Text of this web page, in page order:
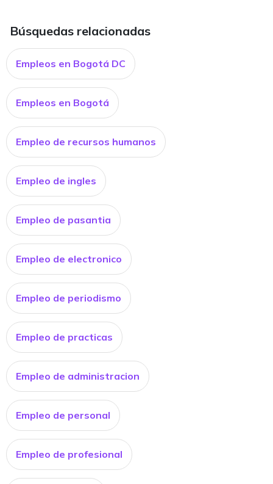
Búsquedas relacionadas
Empleos en Bogotá DC
Empleos en Bogotá
Empleo de recursos humanos
Empleo de ingles
Empleo de pasantia
Empleo de electronico
Empleo de periodismo
Empleo de practicas
Empleo de administracion
Empleo de personal
Empleo de profesional